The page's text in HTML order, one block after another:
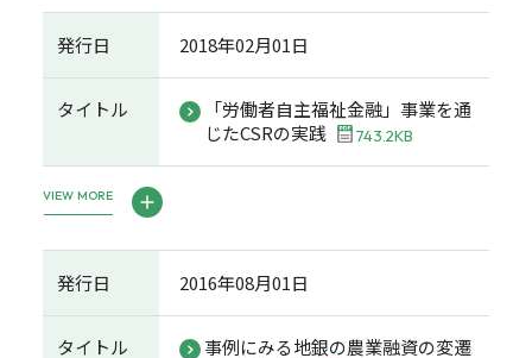
発行日 2018年02月01日
タイトル
「労働者自主福祉金融」事業を通
じたCSRの実践
743.2KB
VIEW MORE
発行日 2016年08月01日
タイトル
事例にみる地銀の農業融資の変遷